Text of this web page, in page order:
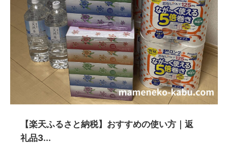
【楽天ふるさと納税】おすすめの使い方｜返
礼品3...